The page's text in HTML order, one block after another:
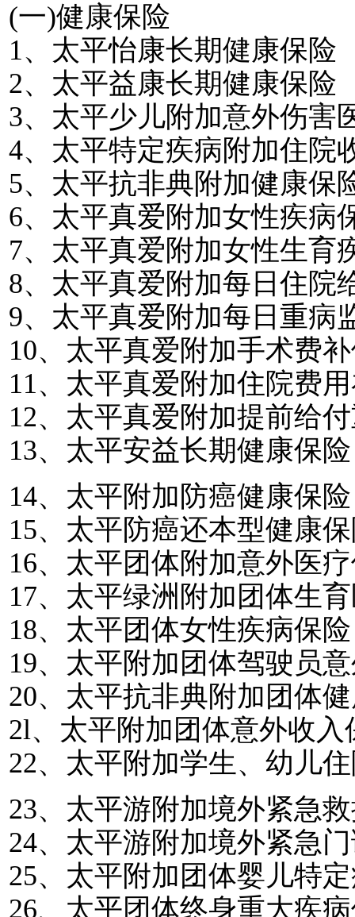
(一)健康保险
1、太平怡康长期健康保险
2、太平益康长期健康保险
3、太平少儿附加意外伤害
4、太平特定疾病附加住院
5、太平抗非典附加健康保
6、太平真爱附加女性疾病
7、太平真爱附加女性生育
8、太平真爱附加每日住院
9、太平真爱附加每日重病
10、太平真爱附加手术费
11、太平真爱附加住院费
12、太平真爱附加提前给
13、太平安益长期健康保险
14、太平附加防癌健康保险
15、太平防癌还本型健康
16、太平团体附加意外医
17、太平绿洲附加团体生
18、太平团体女性疾病保险
19、太平附加团体驾驶员
20、太平抗非典附加团体
2l、太平附加团体意外收入
22、太平附加学生、幼儿
23、太平游附加境外紧急
24、太平游附加境外紧急
25、太平附加团体婴儿特
26、太平团体终身重大疾